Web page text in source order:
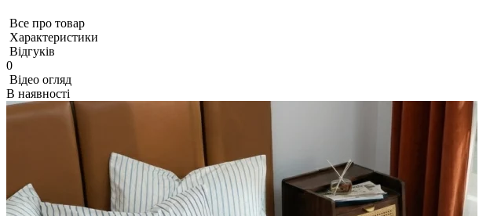
Все про товар
Характеристики
Відгуків
0
Відео огляд
В наявності